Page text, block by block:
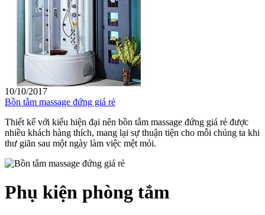
10/10/2017
Bồn tắm massage đứng giá rẻ
Thiết kế với kiểu hiện đại nên bồn tắm massage đứng giá rẻ được
nhiều khách hàng thích, mang lại sự thuận tiện cho mỗi chúng ta khi
thư giãn sau một ngày làm việc mệt mỏi.
Phụ kiện phòng tắm